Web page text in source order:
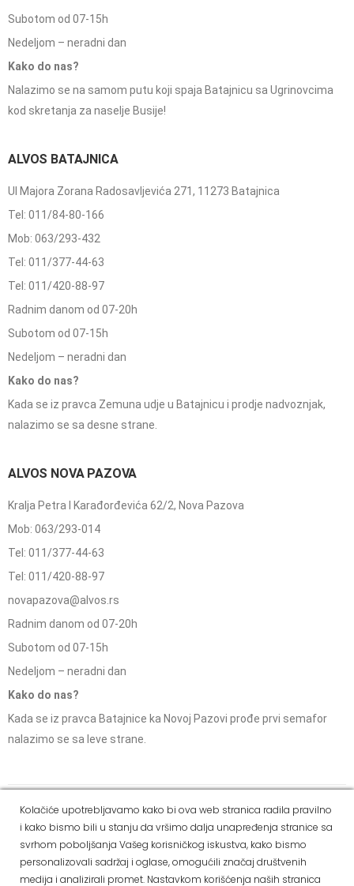
Subotom od 07-15h
Nedeljom – neradni dan
Kako do nas?
Nalazimo se na samom putu koji spaja Batajnicu sa Ugrinovcima
kod skretanja za naselje Busije!
ALVOS BATAJNICA
Ul Majora Zorana Radosavljevića 271, 11273 Batajnica
Tel: 011/84-80-166
Mob: 063/293-432
Tel: 011/377-44-63
Tel: 011/420-88-97
Radnim danom od 07-20h
Subotom od 07-15h
Nedeljom – neradni dan
Kako do nas?
Kada se iz pravca Zemuna udje u Batajnicu i prodje nadvoznjak,
nalazimo se sa desne strane.
ALVOS NOVA PAZOVA
Kralja Petra I Karađorđevića 62/2, Nova Pazova
Mob: 063/293-014
Tel: 011/377-44-63
Tel: 011/420-88-97
novapazova@alvos.rs
Radnim danom od 07-20h
Subotom od 07-15h
Nedeljom – neradni dan
Kako do nas?
Kada se iz pravca Batajnice ka Novoj Pazovi prođe prvi semafor
nalazimo se sa leve strane.
Dostava i
način
plaćanja
Politika
privatnosti
Kako
kupiti
Reklamacije i pravo
na odustajanje
Social Media
Kolačiće upotrebljavamo kako bi ova web stranica radila pravilno
i kako bismo bili u stanju da vršimo dalja unapređenja stranice sa
svrhom poboljšanja Vašeg korisničkog iskustva, kako bismo
personalizovali sadržaj i oglase, omogućili značaj društvenih
medija i analizirali promet. Nastavkom korišćenja naših stranica